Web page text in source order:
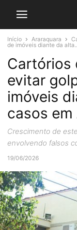
Início Araraquara
de imóveis diante da
Cartórios
evitar
imóveis
casos em
Crescimento de
envolvendo falsos
19/06/2026